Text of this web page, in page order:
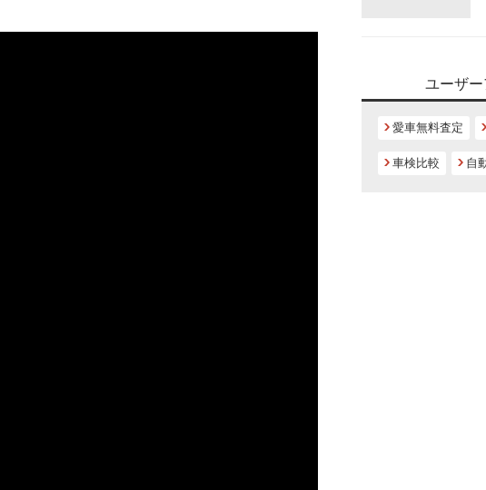
ユーザ
愛車無料査定
車検比較 自